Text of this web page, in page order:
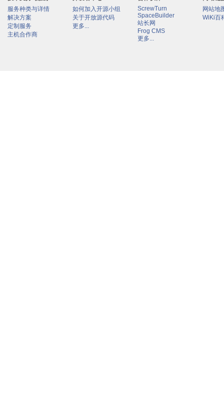
服务种类与详情
解决方案
定制服务
主机合作商
如何加入开源小组
关于开放源代码
更多...
ScrewTurn
SpaceBuilder
站长网
Frog CMS
更多...
网站地
WiKi百